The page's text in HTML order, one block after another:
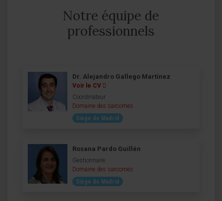
Notre équipe de
professionnels
Dr. Alejandro Gallego Martínez
Voir le CV
Coordinateur
Domaine des sarcomes
Siège de Madrid
Rosana Pardo Guillén
Gestionnaire
Domaine des sarcomes
Siège de Madrid